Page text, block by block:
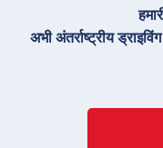
अभी अंतर्राष्ट्रीय